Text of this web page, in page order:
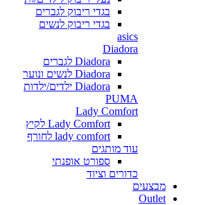
בגדי ריבוק לגברים
בגדי ריבוק לנשים
asics
Diadora
Diadora לגברים
Diadora לנשים ונוער
Diadora ילדים/ילדות
PUMA
Lady Comfort
Lady Comfort לקיץ
lady comfort לחורף
עוד מותגים
ספורט אופנתי
כדורים וציוד
מבצעים
Outlet